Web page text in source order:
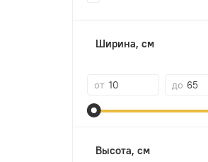
Ширина, см
от до
Высота, см